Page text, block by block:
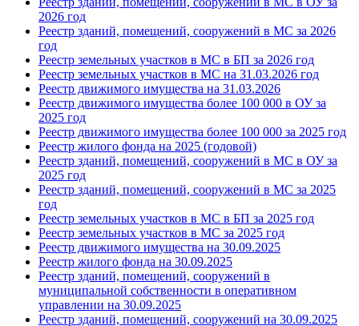
2026 год
Реестр зданий, помещений, сооружений в МС за 2026
год
Реестр земельных участков в МС в БП за 2026 год
Реестр земельных участков в МС на 31.03.2026 год
Реестр движимого имущества на 31.03.2026
Реестр движимого имущества более 100 000 в ОУ за
2025 год
Реестр движимого имущества более 100 000 за 2025 год
Реестр жилого фонда на 2025 (годовой)
Реестр зданий, помещений, сооружений в МС в ОУ за
2025 год
Реестр зданий, помещений, сооружений в МС за 2025
год
Реестр земельных участков в МС в БП за 2025 год
Реестр земельных участков в МС за 2025 год
Реестр движимого имущества на 30.09.2025
Реестр жилого фонда на 30.09.2025
Реестр зданий, помещений, сооружений в
муниципальной собственности в оперативном
управлении на 30.09.2025
Реестр зданий, помещений, сооружений на 30.09.2025